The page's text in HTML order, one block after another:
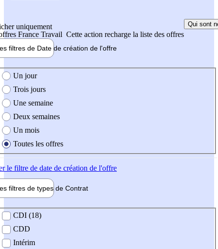
uniquement
France Travail Cette action recharge la liste des offres
Qui sont
filtres de Date de création de l'offre
création de l'offre
Un jour
Trois jours
Une semaine
Deux semaines
Un mois
Toutes les offres
le filtre de date de création de l'offre
filtres de types de Contrat
contrat
CDI (18)
CDD
Intérim